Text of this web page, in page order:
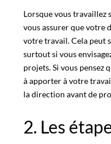
Lorsque voustravaillez
vous assurer que votre
votre travail. Cela peut
surtout si vous
projets. Si vous pensez
à apporter à votre
la direction avant de
2. Les